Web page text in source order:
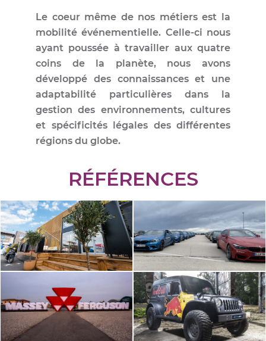
Le coeur même de nos métiers est la
mobilité événementielle. Celle-ci nous
ayant poussée à travailler aux quatre
coins de la planète, nous avons
développé des connaissances et une
adaptabilité particulières dans la
gestion des environnements, cultures
et spécificités légales des différentes
régions du globe.
RÉFÉRENCES